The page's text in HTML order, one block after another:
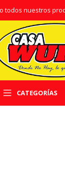
todos nuestros
CATEGORÍAS